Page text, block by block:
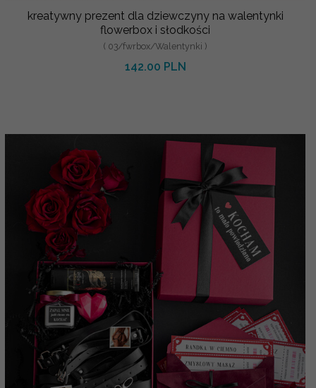
kreatywny prezent dla dziewczyny na walentynki
flowerbox i słodkości
( 03/fwrbox/Walentynki )
142.00 PLN